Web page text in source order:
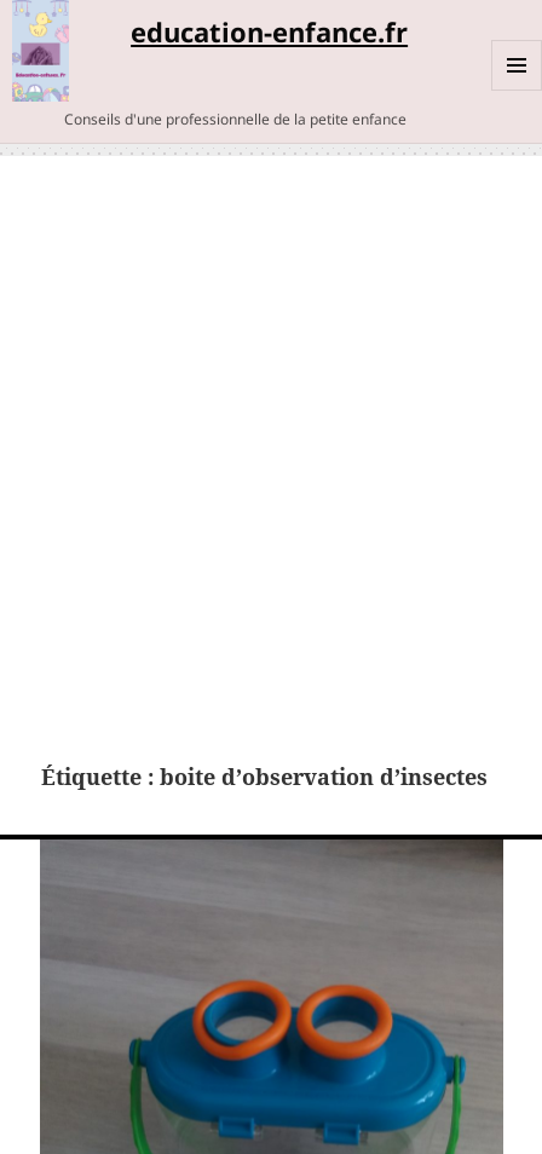
education-enfance.fr
Conseils d'une professionnelle de la petite enfance
Étiquette :boite d’observation d’insectes